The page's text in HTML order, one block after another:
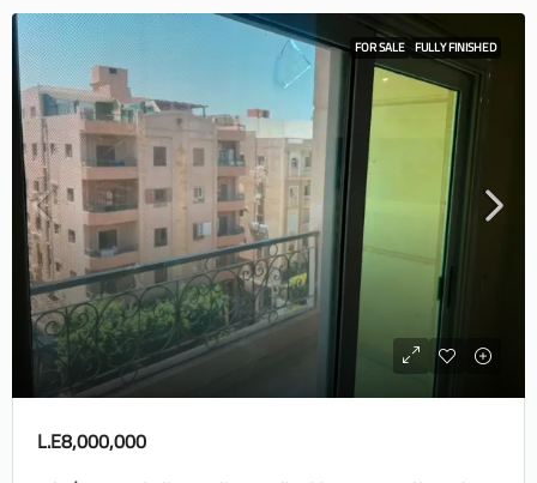
FOR SALE FULLY FINISHED
L.E8,000,000